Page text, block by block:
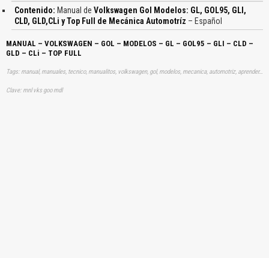
Contenido: Manual de Volkswagen Gol Modelos: GL, GOL95, GLI,
CLD, GLD,CLi y Top Full de Mecánica Automotríz – Español
MANUAL – VOLKSWAGEN – GOL – MODELOS – GL – GOL95 – GLI – CLD –
GLD – CLi – TOP FULL
Tags: manual, manuales, tecnico, manualitos, volkswagen, gol, modelos, mecanica, automotriz, aprender, descargas
Clave: mnl vks goo mdl